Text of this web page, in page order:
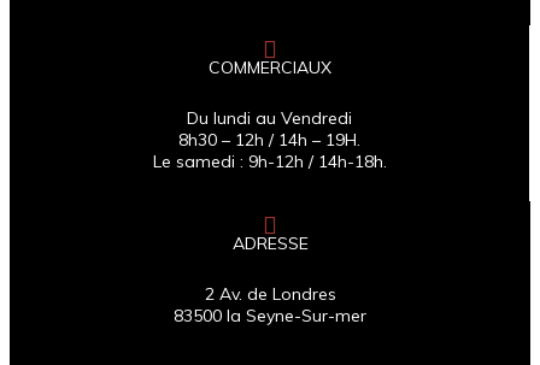
COMMERCIAUX
Du lundi au Vendredi
8h30 – 12h / 14h – 19H.
Le samedi : 9h-12h / 14h-18h.
ADRESSE
2 Av. de Londres
83500 la Seyne-Sur-mer